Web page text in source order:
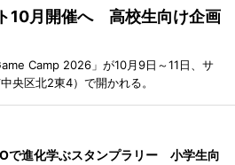
10月開催へ 高校生向け企画
Camp 2026」が10月9日～11日、サ
央区北2東4）で開かれる。
で進化学ぶスタンプラリー 小学生向